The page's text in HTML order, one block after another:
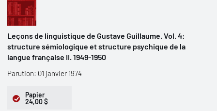
Leçons de linguistique de Gustave Guillaume. Vol. 4:
structure sémiologique et structure psychique de la
langue française II. 1949-1950
Parution: 01 janvier 1974
Papier
24,00 $